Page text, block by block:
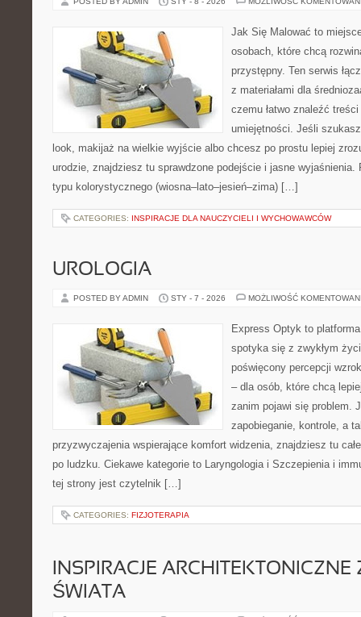
Jak Się Malować to
osobach, które chcą
przystępny. Ten serwis
z materiałami dla
czemu łatwo znaleźć
umiejętności. Jeśli
look, makijaż na wielkie wyjście albo chcesz po prostu lepiej
urodzie, znajdziesz tu sprawdzone podejście i jasne wyjaśnienia.
typu kolorystycznego (wiosna–lato–jesień–zima) […]
CATEGORIES: INSPIRACJE DLA NAUCZYCIELI I WYCHOWAWCÓW
UROLOGIA
POSTED BY ADMIN STY - 7 - 2026 MOŻLIWOŚĆ
Express Optyk to
spotyka się z zwykłym
poświęcony percepcji
– dla osób, które chcą
zanim pojawi się problem.
zapobieganie, kontrole, a
przyzwyczajenia wspierające komfort widzenia, znajdziesz tu
po ludzku. Ciekawe kategorie to Laryngologia i Szczepienia i
tej strony jest czytelnik […]
CATEGORIES: FIZJOTERAPIA
INSPIRACJE ARCHITEKTONICZNE
ŚWIATA